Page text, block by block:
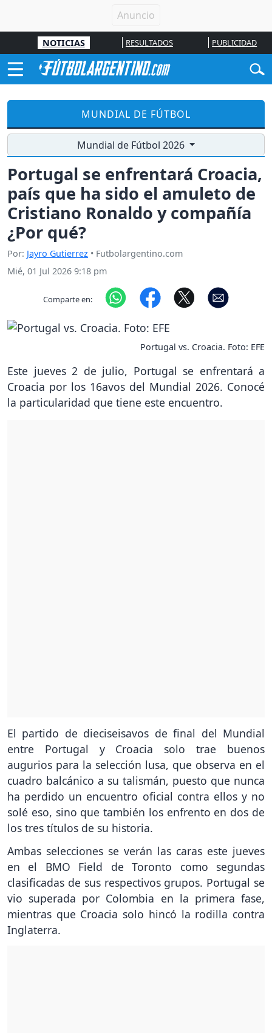
NOTICIAS RESULTADOS PUBLICIDAD
MUNDIAL DE FÚTBOL
Mundial de Fútbol 2026
Portugal se enfrentará Croacia,
país que ha sido el amuleto de
Cristiano Ronaldo y compañía
¿Por qué?
Por: Jayro Gutierrez • Futbolargentino.com
Mié, 01 Jul 2026 9:18 pm
Comparte en:
Portugal vs. Croacia. Foto: EFE
Este jueves 2 de julio, Portugal se enfrentará a
Croacia por los 16avos del Mundial 2026. Conocé
la particularidad que tiene este encuentro.
El partido de dieciseisavos de final del Mundial
entre Portugal y Croacia solo trae buenos
augurios para la selección lusa, que observa en el
cuadro balcánico a su talismán, puesto que nunca
ha perdido un encuentro oficial contra ellos y no
solé eso, sino que también los enfrento en dos de
los tres títulos de su historia.
Ambas selecciones se verán las caras este jueves
en el BMO Field de Toronto como segundas
clasificadas de sus respectivos grupos. Portugal se
vio superada por Colombia en la primera fase,
mientras que Croacia solo hincó la rodilla contra
Inglaterra.